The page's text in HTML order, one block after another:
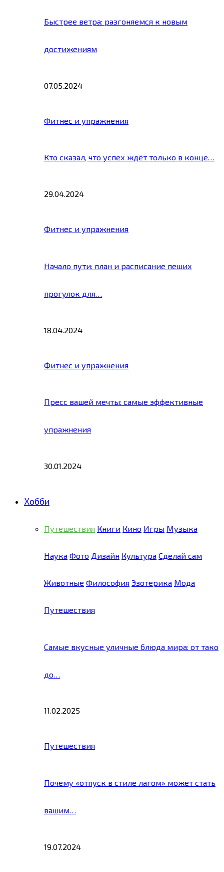
Быстрее ветра: разгоняемся к новым
достижениям
07.05.2024
Фитнес и упражнения
Кто сказал, что успех ждёт только в конце…
29.04.2024
Фитнес и упражнения
Начало пути: план и расписание пеших
прогулок для…
18.04.2024
Фитнес и упражнения
Пресс вашей мечты: самые эффективные
упражнения
30.01.2024
Хобби
Путешествия Книги Кино Игры Музыка
Наука Фото Дизайн Культура Сделай сам
Животные Философия Эзотерика Мода
Путешествия
Самые вкусные уличные блюда мира: от тако
до…
11.02.2025
Путешествия
Почему «отпуск в стиле лагом» может стать
вашим…
19.07.2024